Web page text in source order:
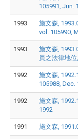
105991, Jun.
1993
施文森,
vol. 105990,
1993
施文森,
員之法律地位
1992
施文森,
105988, Dec.
1992
施文森,
1992
1991 施文森,